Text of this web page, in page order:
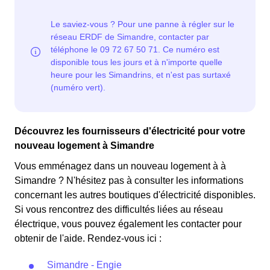
éligibles. 💡🏠
rapport au tarif normal en à Simandre. ⚡💸
Découvrez les fournisseurs d'électricité pour votre
nouveau logement à Simandre
Vous emménagez dans un nouveau logement à à
Simandre ? N'hésitez pas à consulter les informations
concernant les autres boutiques d'électricité disponibles.
Si vous rencontrez des difficultés liées au réseau
électrique, vous pouvez également les contacter pour
obtenir de l'aide. Rendez-vous ici :
Simandre - Engie